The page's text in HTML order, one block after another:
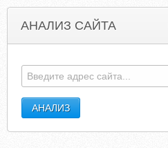
АНАЛИЗ САЙТА